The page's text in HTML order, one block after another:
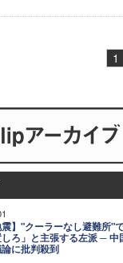
1
震】"クーラーなし避難所"
ろ」と主張する左派 ─ 中
に批判殺到